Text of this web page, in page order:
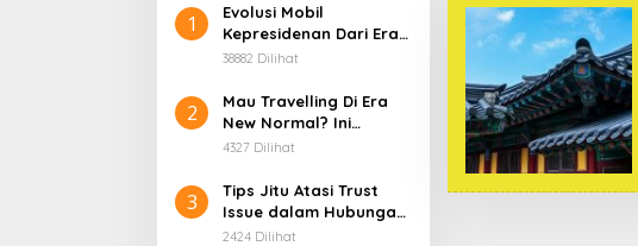
1
Evolusi Mobil
Kepresidenan Dari Era
Soekarno
38882 Dilihat
2
Mau Travelling Di Era
New Normal? Ini
Beberapa Hal Yang
Persiapkan!
4327 Dilihat
3
Tips Jitu Atasi Trust
Issue dalam Hubungan,
Dijamin Ampuh!
2424 Dilihat